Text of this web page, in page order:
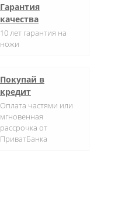
Гарантия
качества
10 лет гарантия на
ножи
Покупай в
кредит
Оплата частями или
мгновенная
рассрочка от
ПриватБанка